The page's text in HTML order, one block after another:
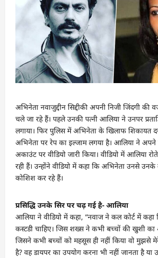
अभिनेता नवाजुद्दीन सिद्दीकी अपनी निजी जिंदगी की
चले जा रहे हैं। पहले उनकी पत्नी आलिया ने उनपर
लगाया। फिर पुलिस में अभिनेता के खिलाफ शिकायत
अभिनेता पर रेप का इल्जाम लगया है। आलिया ने अपने
अकाउंट पर वीडियो जारी किया। वीडियो में आलिया
रही हैं। उन्होंने वीडियो में कहा कि अभिनेता उनसे
कोशिश कर रहे हैं।
प्रसिद्धि उनके सिर पर चढ़ गई है- आलिया
आलिया ने वीडियो में कहा, “नवाज ने कल कोर्ट में कहा
कस्टडी चाहिए। जिस शख्स ने कभी बच्चों की खुशी का
जिसने कभी बच्चों को महसूस ही नहीं किया वो मुझसे
है? वह डायपर का उपयोग करना भी नहीं जानता है या